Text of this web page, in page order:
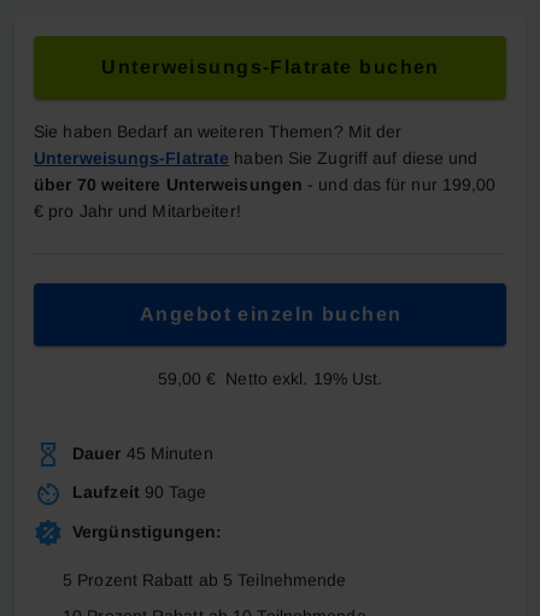
Unterweisungs-Flatrate buchen
Sie haben Bedarf an weiteren Themen? Mit der
Unterweisungs-Flatrate haben Sie Zugriff auf diese und
über 70 weitere Unterweisungen - und das für nur 199,00
€ pro Jahr und Mitarbeiter!
Angebot einzeln buchen
59,00 € Netto exkl. 19% Ust.
Dauer 45 Minuten
Laufzeit90 Tage
Vergünstigungen:
5 Prozent Rabatt ab 5 Teilnehmende